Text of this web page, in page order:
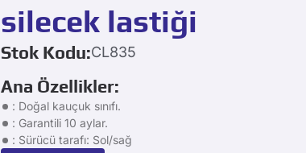
silecek lastiği
Stok Kodu:CL835
Ana Özellikler:
: Doğal kauçuk sınıfı.
: Garantili 10 aylar.
: Sürücü tarafı: Sol/sağ